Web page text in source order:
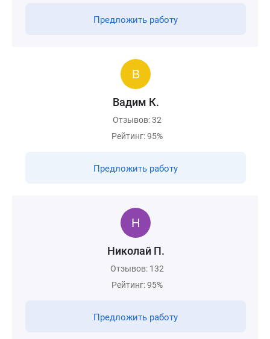
Предложить работу
Вадим К.
Отзывов: 32
Рейтинг: 95%
Предложить работу
Николай П.
Отзывов: 132
Рейтинг: 95%
Предложить работу